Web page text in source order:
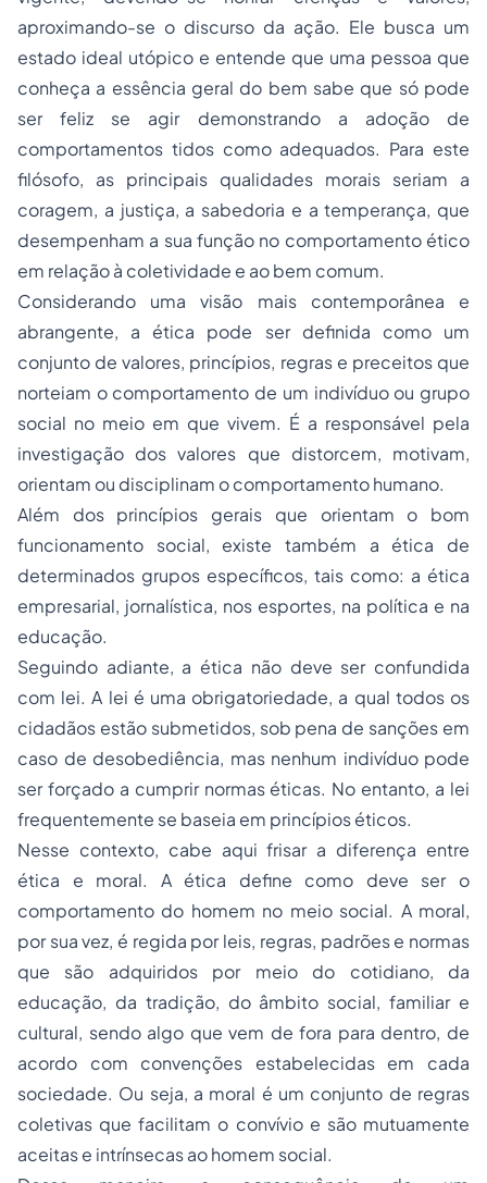
aproximando-se o discurso da ação. Ele busca um
estado ideal utópico e entende que uma pessoa que
conheça a essência geral do bem sabe que só pode
ser feliz se agir demonstrando a adoção de
comportamentos tidos como adequados. Para este
filósofo, as principais qualidades morais seriam a
coragem, a justiça, a sabedoria e a temperança, que
desempenham a sua função no comportamento ético
em relação à coletividade e ao bem comum.
Considerando uma visão mais contemporânea e
abrangente, a ética pode ser definida como um
conjunto de valores, princípios, regras e preceitos que
norteiam o comportamento de um indivíduo ou grupo
social no meio em que vivem. É a responsável pela
investigação dos valores que distorcem, motivam,
orientam ou disciplinam o comportamento humano.
Além dos princípios gerais que orientam o bom
funcionamento social, existe também a ética de
determinados grupos específicos, tais como: a ética
empresarial, jornalística, nos esportes, na política e na
educação.
Seguindo adiante, a ética não deve ser confundida
com lei. A lei é uma obrigatoriedade, a qual todos os
cidadãos estão submetidos, sob pena de sanções em
caso de desobediência, mas nenhum indivíduo pode
ser forçado a cumprir normas éticas. No entanto, a lei
frequentemente se baseia em princípios éticos.
Nesse contexto, cabe aqui frisar a diferença entre
ética e moral. A ética define como deve ser o
comportamento do homem no meio social. A moral,
por sua vez, é regida por leis, regras, padrões e normas
que são adquiridos por meio do cotidiano, da
educação, da tradição, do âmbito social, familiar e
cultural, sendo algo que vem de fora para dentro, de
acordo com convenções estabelecidas em cada
sociedade. Ou seja, a moral é um conjunto de regras
coletivas que facilitam o convívio e são mutuamente
aceitas e intrínsecas ao homem social.